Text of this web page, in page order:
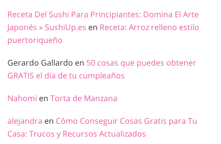
Receta Del Sushi Para Principiantes: Domina El Arte
Japonés » SushiUp.es en Receta: Arroz relleno estilo
puertoriqueño
Gerardo Gallardo en 50 cosas que puedes obtener
GRATIS el día de tu cumpleaños
Nahomi en Torta de Manzana
alejandra en Cómo Conseguir Cosas Gratis para Tu
Casa: Trucos y Recursos Actualizados